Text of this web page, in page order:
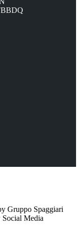
Gruppo Spaggiari
Media